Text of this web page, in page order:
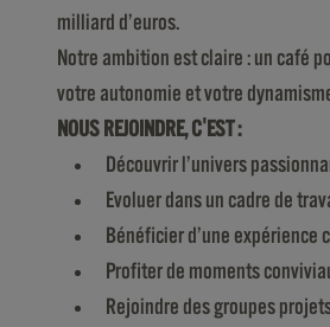
milliard d’euros.
Notre ambition est claire : un café
votre autonomie et votre
NOUS REJOINDRE, C'EST :
Découvrir l’univers
Evoluer dans un cadre de
Bénéficier d’une
Profiter de moments
Rejoindre des groupes